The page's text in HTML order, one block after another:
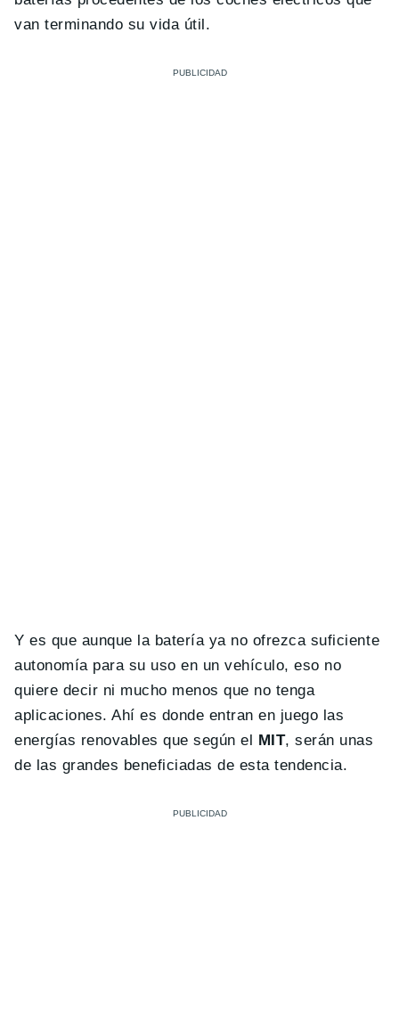
van terminando su vida útil.
Y es que aunque la batería ya no ofrezca suficiente
autonomía para su uso en un vehículo, eso no
quiere decir ni mucho menos que no tenga
aplicaciones. Ahí es donde entran en juego las
energías renovables que según el
MIT, serán unas
de las grandes beneficiadas de esta tendencia.